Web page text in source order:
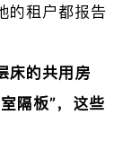
的租户都报告
床的共用房
隔板”，这些